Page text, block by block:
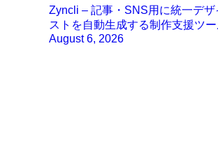
Zyncli – 記事・SNS用に統一デザ
ストを自動生成する制作支援ツ
August 6, 2026